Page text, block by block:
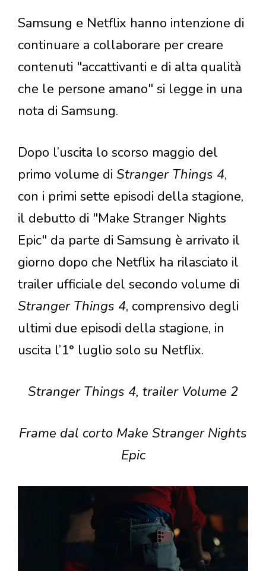
Samsung e Netflix hanno intenzione di
continuare a collaborare per creare
contenuti "accattivanti e di alta qualità
che le persone amano" si legge in una
nota di Samsung.
Dopo l’uscita lo scorso maggio del
primo volume di Stranger Things 4,
con i primi sette episodi della stagione,
il debutto di "Make Stranger Nights
Epic" da parte di Samsung è arrivato il
giorno dopo che Netflix ha rilasciato il
trailer ufficiale del secondo volume di
Stranger Things 4, comprensivo degli
ultimi due episodi della stagione, in
uscita l’1° luglio solo su Netflix.
Stranger Things 4, trailer Volume 2
Frame dal corto Make Stranger Nights
Epic